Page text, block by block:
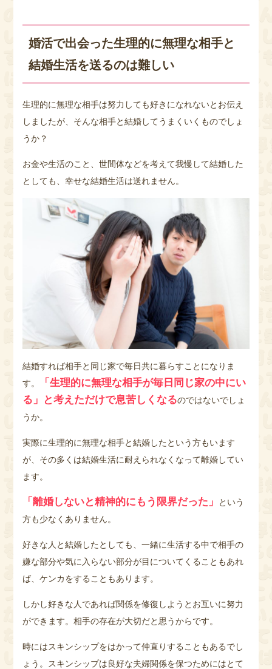
婚活で出会った生理的に無理な相手と
結婚生活を送るのは難しい
生理的に無理な相手は努力しても好きになれないとお伝え
しましたが、そんな相手と結婚してうまくいくものでしょ
うか？
お金や生活のこと、世間体などを考えて我慢して結婚した
としても、幸せな結婚生活は送れません。
結婚すれば相手と同じ家で毎日共に暮らすことになりま
す。
「生理的に無理な相手が毎日同じ家の中にい
る」と考えただけで息苦しくなるのではないでしょ
うか。
実際に生理的に無理な相手と結婚したという方もいます
が、その多くは結婚生活に耐えられなくなって離婚してい
ます。
「離婚しないと精神的にもう限界だった」
という
方も少なくありません。
好きな人と結婚したとしても、一緒に生活する中で相手の
嫌な部分や気に入らない部分が目についてくることもあれ
ば、ケンカをすることもあります。
しかし好きな人であれば関係を修復しようとお互いに努力
ができます。相手の存在が大切だと思うからです。
時にはスキンシップをはかって仲直りすることもあるでし
ょう。スキンシップは良好な夫婦関係を保つためにはとて